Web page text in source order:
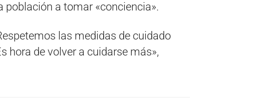
población a tomar «conciencia».
las medidas de cuidado
hora de volver a cuidarse más»,